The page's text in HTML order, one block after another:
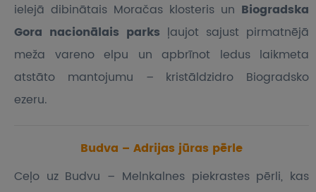
ielejā dibinātais Moračas klosteris un Biogradska
Gora nacionālais parks ļaujot sajust pirmatnējā
meža vareno elpu un apbrīnot ledus laikmeta
atstāto mantojumu – kristāldzidro Biogradsko
ezeru.
Budva – Adrijas jūras pērle
Ceļo uz Budvu – Melnkalnes piekrastes pērli, kas